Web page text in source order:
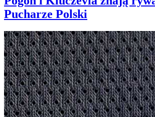
Pucharze Polski